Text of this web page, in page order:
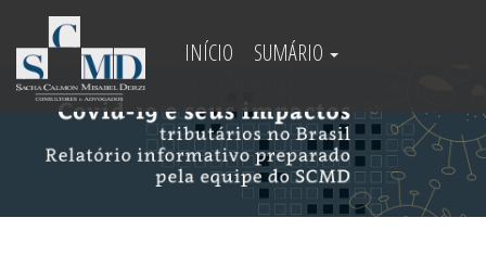
INÍCIO SUMÁRIO